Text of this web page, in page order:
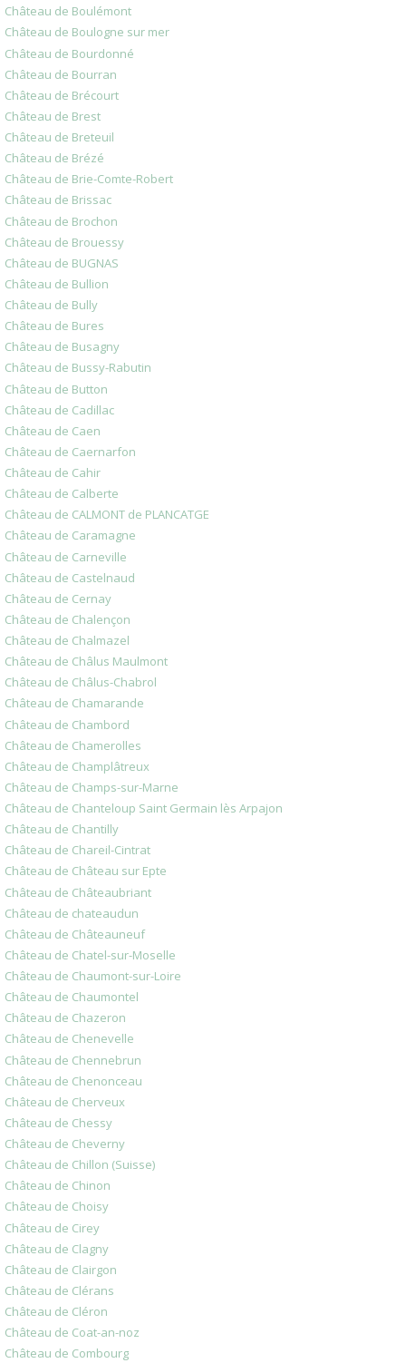
Château de Boulémont
Château de Boulogne sur mer
Château de Bourdonné
Château de Bourran
Château de Brécourt
Château de Brest
Château de Breteuil
Château de Brézé
Château de Brie-Comte-Robert
Château de Brissac
Château de Brochon
Château de Brouessy
Château de BUGNAS
Château de Bullion
Château de Bully
Château de Bures
Château de Busagny
Château de Bussy-Rabutin
Château de Button
Château de Cadillac
Château de Caen
Château de Caernarfon
Château de Cahir
Château de Calberte
Château de CALMONT de PLANCATGE
Château de Caramagne
Château de Carneville
Château de Castelnaud
Château de Cernay
Château de Chalençon
Château de Chalmazel
Château de Châlus Maulmont
Château de Châlus-Chabrol
Château de Chamarande
Château de Chambord
Château de Chamerolles
Château de Champlâtreux
Château de Champs-sur-Marne
Château de Chanteloup Saint Germain lès Arpajon
Château de Chantilly
Château de Chareil-Cintrat
Château de Château sur Epte
Château de Châteaubriant
Château de chateaudun
Château de Châteauneuf
Château de Chatel-sur-Moselle
Château de Chaumont-sur-Loire
Château de Chaumontel
Château de Chazeron
Château de Chenevelle
Château de Chennebrun
Château de Chenonceau
Château de Cherveux
Château de Chessy
Château de Cheverny
Château de Chillon (Suisse)
Château de Chinon
Château de Choisy
Château de Cirey
Château de Clagny
Château de Clairgon
Château de Clérans
Château de Cléron
Château de Coat-an-noz
Château de Combourg